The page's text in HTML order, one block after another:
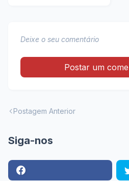
Deixe o seu comentário
Postar um
Postagem Anterior
Siga-nos